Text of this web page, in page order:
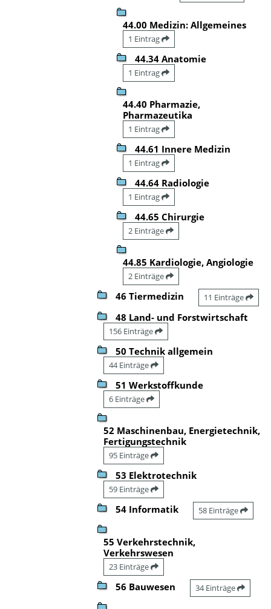
44.00 Medizin: Allgemeines
1 Eintrag
44.34 Anatomie
1 Eintrag
44.40 Pharmazie,
Pharmazeutika
1 Eintrag
44.61 Innere Medizin
1 Eintrag
44.64 Radiologie
1 Eintrag
44.65 Chirurgie
2 Einträge
44.85 Kardiologie, Angiologie
2 Einträge
46 Tiermedizin 11 Einträge
48 Land- und Forstwirtschaft
156 Einträge
50 Technik allgemein
44 Einträge
51 Werkstoffkunde
6 Einträge
52 Maschinenbau, Energietechnik,
Fertigungstechnik
95 Einträge
53 Elektrotechnik
59 Einträge
54 Informatik 58 Einträge
55 Verkehrstechnik,
Verkehrswesen
23 Einträge
56 Bauwesen 34 Einträge